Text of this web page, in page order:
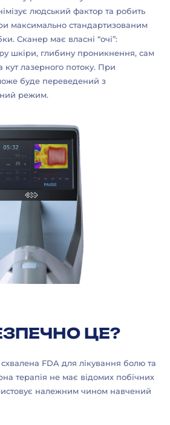
людський фактор та робить
максимально стандартизованим
Сканер має власні “очі”:
шкіри, глибину проникнення, сам
лазерного потоку. При
буде переведений з
режим.
ЦЕ?
FDA для лікування болю та
терапія не має відомих побічних
належним чином навчений